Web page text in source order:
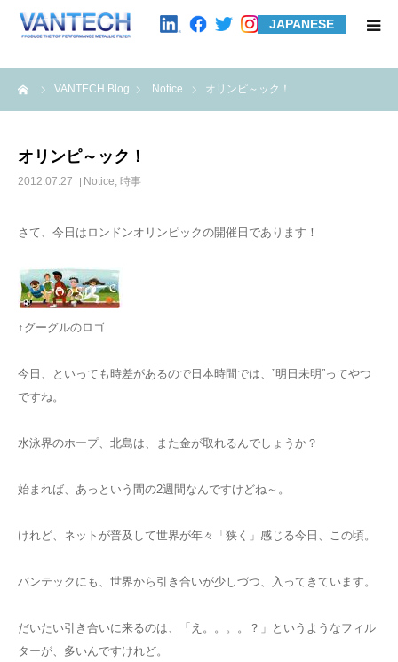
JAPANESE
VANTECH Blog Notice オリンピ～ック！
オリンピ～ック！
2012.07.27 Notice, 時事
さて、今日はロンドンオリンピックの開催日であります！
↑グーグルのロゴ
今日、といっても時差があるので日本時間では、”明日未明”ってやつ
ですね。
水泳界のホープ、北島は、また金が取れるんでしょうか？
始まれば、あっという間の2週間なんですけどね～。
けれど、ネットが普及して世界が年々「狭く」感じる今日、この頃。
バンテックにも、世界から引き合いが少しづつ、入ってきています。
だいたい引き合いに来るのは、「え。。。。？」というようなフィル
ターが、多いんですけれど。
Wire Mesh Filters
Product Examples
Case Studies
About us
Contact us